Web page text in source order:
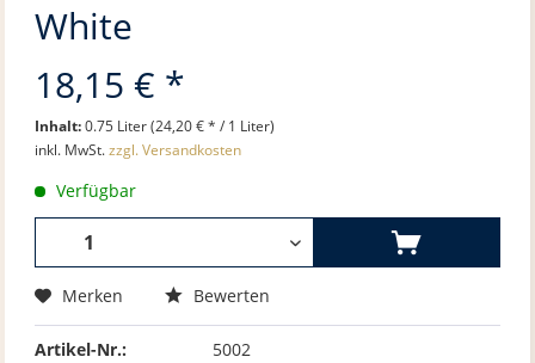
White
18,15 € *
Inhalt:0.75 Liter (24,20 € * / 1 Liter)
inkl. MwSt.zzgl. Versandkosten
Verfügbar
Merken Bewerten
Artikel-Nr.:
5002